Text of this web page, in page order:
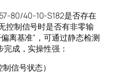
80/40-10-S182是否存在
控制信号时是否有非零输
离基准”，可通过静态检测
成，实操性强：
信号状态）